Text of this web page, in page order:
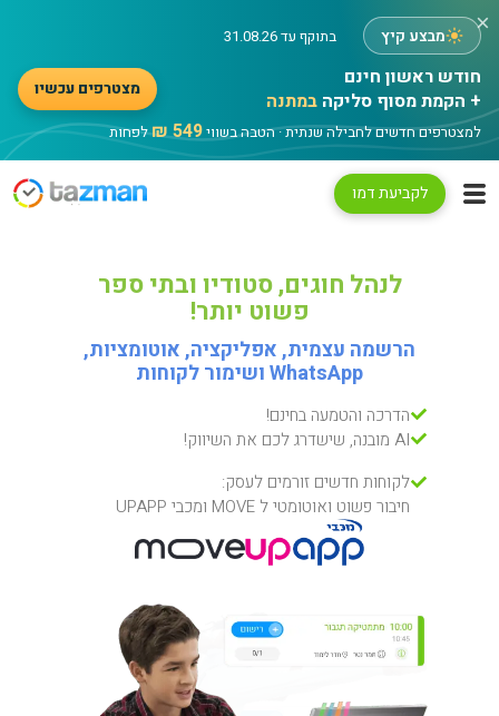
מבצע קיץ
+ הקמת מסוף סליקה במתנה
למצטרפים חדשים לחבילה שנתית · הטבה בשווי549 ₪ לפחות
מצטרפים עכשיו
בתוקף עד 31.08.26 ×
לקביעת דמו
לנהל חוגים, סטודיו ובתי ספר
פשוט יותר!
הרשמה עצמית, אפליקציה, אוטומציות,
WhatsApp ושימור לקוחות
הדרכה והטמעה בחינם!
AI מובנה, שישדרג לכם את השיווק!
לקוחות חדשים זורמים לעסק:
חיבור פשוט ואוטומטי ל MOVE ומכבי UPAPP